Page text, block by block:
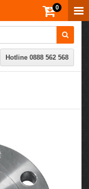
Hotline 0888 562 568
0